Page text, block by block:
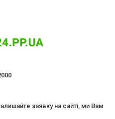
заявку на сайті, ми Вам